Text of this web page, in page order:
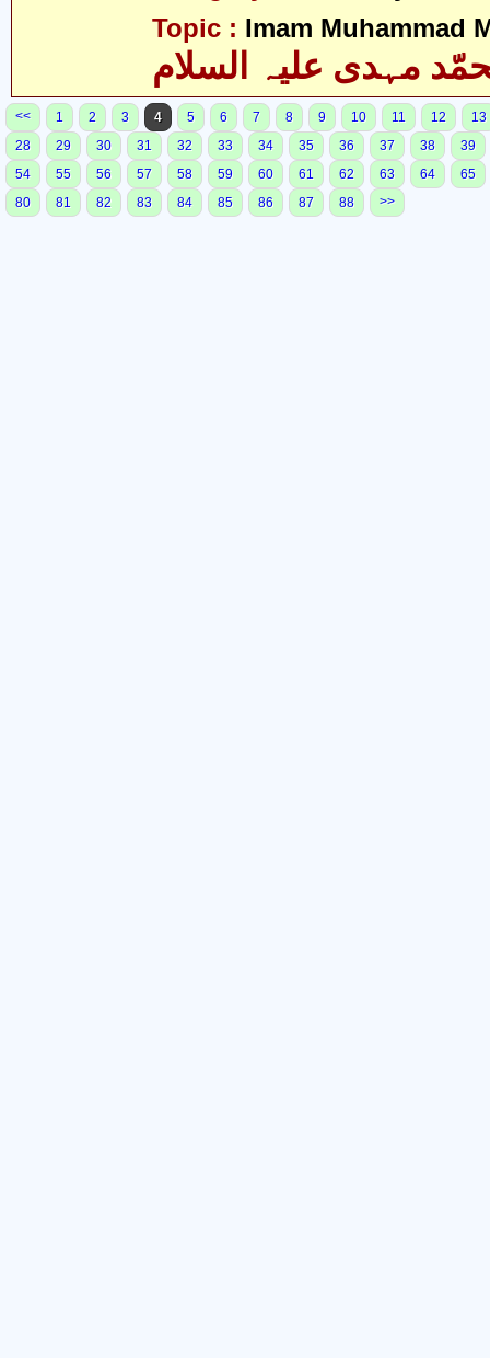
Topic : Imam Muhammad
مہدی علیہ السلام
<< 1 2 3 4 5 6 7 8 9 10 11 12
13
28
29 30 31 32 33 34 35 36 37 38
39
54
55 56 57 58 59 60 61 62 63 64
65
80
81 82 83 84 85 86 87 88 >>